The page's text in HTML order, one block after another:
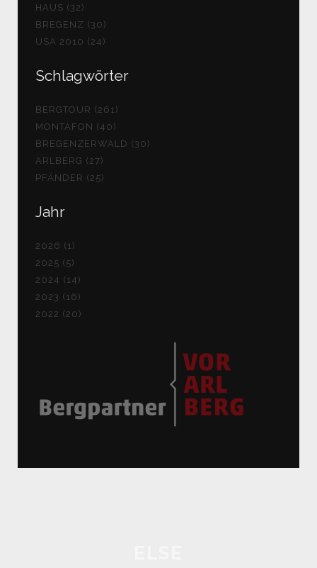
HAUS (32)
BREGENZ (30)
USA 2010 (24)
Schlagwörter
BERGTOUR (261)
MONTAFON (40)
BREGENZERWALD (30)
ARLBERG (27)
PFÄNDER (25)
Jahr
2026 (1)
2025 (5)
2024 (14)
2023 (16)
2022 (20)